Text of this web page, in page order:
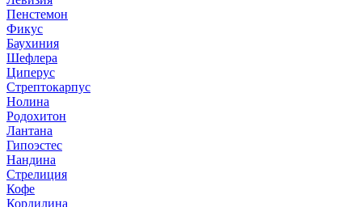
Пенстемон
Фикус
Баухиния
Шефлера
Циперус
Стрептокарпус
Нолина
Родохитон
Лантана
Гипоэстес
Нандина
Стрелиция
Кофе
Кордилина